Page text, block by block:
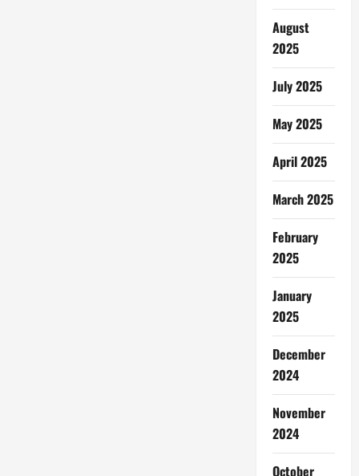
August
2025
July 2025
May 2025
April 2025
March 2025
February
2025
January
2025
December
2024
November
2024
October